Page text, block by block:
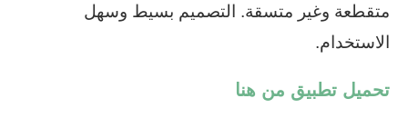
متقطعة وغير متسقة. التصميم بسيط وسهل
الاستخدام.
تحميل تطبيق من هنا